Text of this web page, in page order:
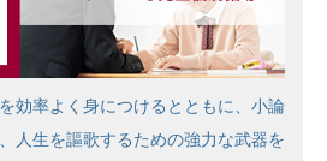
効率よく身につけるとともに、小論
人生を謳歌するための強力な武器を